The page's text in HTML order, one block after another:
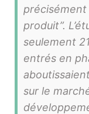
précisément
produit”.
seulement
entrés en
sur le